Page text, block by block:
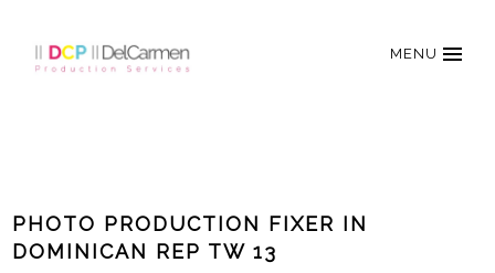
MENU
PHOTO PRODUCTION FIXER IN
DOMINICAN REP TW 13